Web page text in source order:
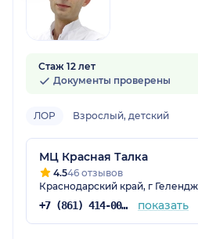
Стаж 12 лет
Документы проверены
ЛОР Взрослый, детский
МЦ Красная Талка
4.546 отзывов
Краснодарский край, г
+7 (861) 414-00-80 показать